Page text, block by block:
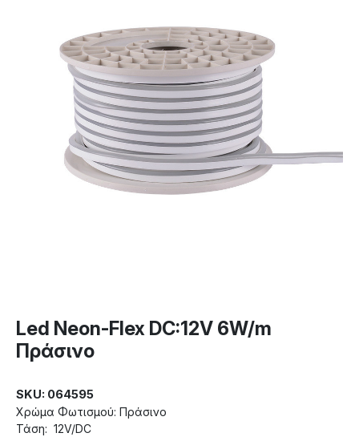
Led Neon-Flex DC:12V 6W/m
Πράσινο
SKU: 064595
Χρώμα Φωτισμού: Πράσινο
Τάση: 12V/DC